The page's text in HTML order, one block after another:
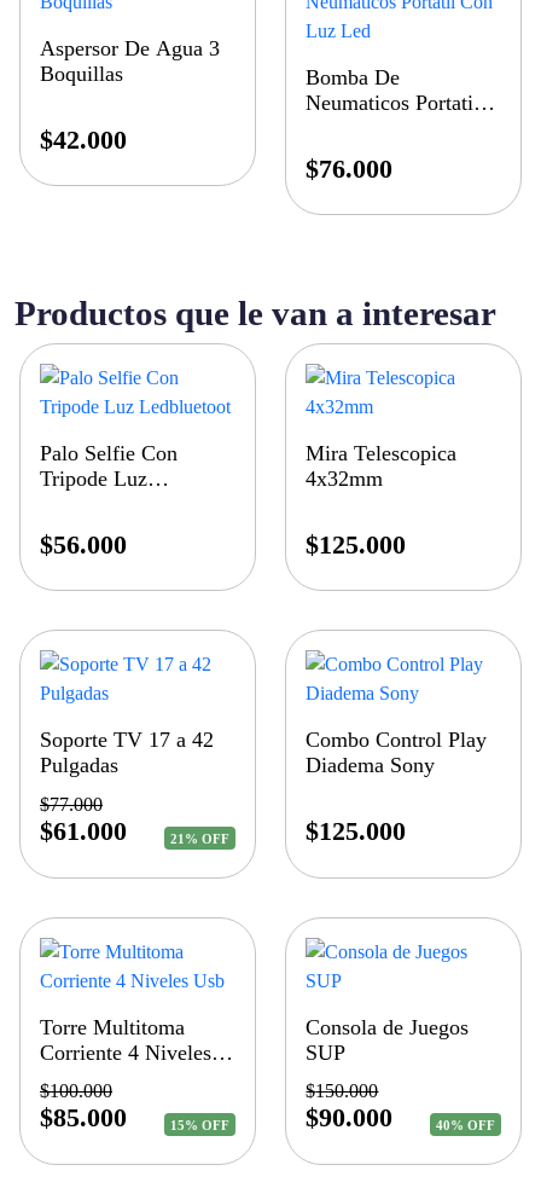
Aspersor De Agua 3
Boquillas
$42.000
Bomba De
Neumaticos Portatil
$76.000
Productos que le van a interesar
Palo Selfie Con
Tripode Luz
$56.000
Mira Telescopica
4x32mm
$125.000
Soporte TV 17 a 42
Pulgadas
$77.000
$61.000 21% OFF
Combo Control Play
Diadema Sony
$125.000
Torre Multitoma
Corriente 4 Niveles
Usb
$100.000
$85.000 15% OFF
Consola de Juegos
SUP
$150.000
$90.000 40% OFF